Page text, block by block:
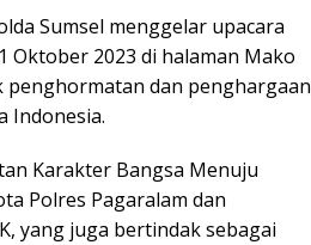
Sumsel menggelar upacara
Oktober 2023 di halaman Mako
penghormatan dan penghargaan
Indonesia.
Karakter Bangsa Menuju
Polres Pagaralam dan
yang juga bertindak sebagai